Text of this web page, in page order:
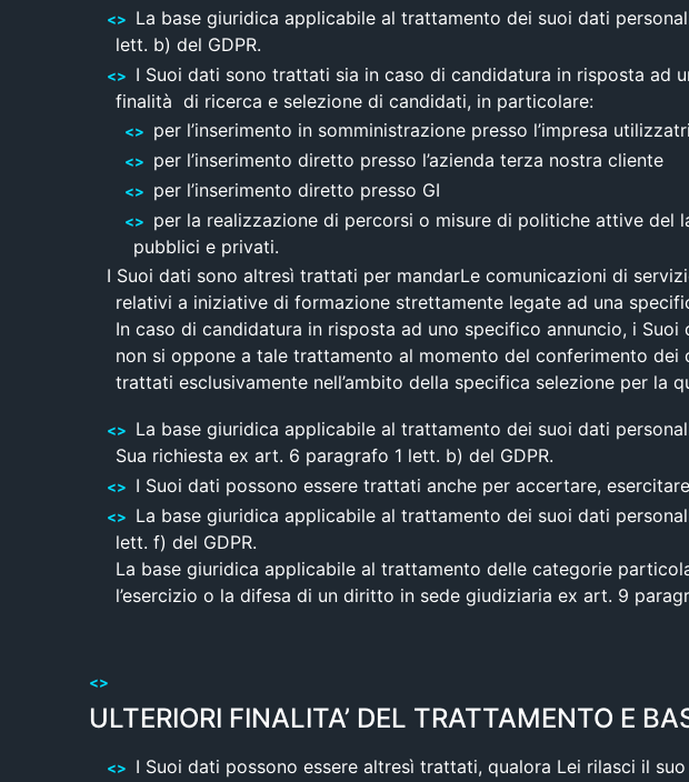
La base giuridica applicabile al trattamento dei suoi dati
lett. b) del GDPR.
I Suoi dati sono trattati sia in caso di candidatura in risposta ad
finalità di ricerca e selezione di candidati, in particolare:
per l’inserimento in somministrazione presso l’impresa
per l’inserimento diretto presso l’azienda terza nostra cliente
per l’inserimento diretto presso GI
per la realizzazione di percorsi o misure di politiche attive
pubblici e privati.
I Suoi dati sono altresì trattati per mandarLe comunicazioni di
relativi a iniziative di formazione strettamente legate ad una
In caso di candidatura in risposta ad uno specifico annuncio, i
non si oppone a tale trattamento al momento del conferimento
trattati esclusivamente nell’ambito della specifica selezione per la
La base giuridica applicabile al trattamento dei suoi dati
Sua richiesta ex art. 6 paragrafo 1 lett. b) del GDPR.
I Suoi dati possono essere trattati anche per accertare,
La base giuridica applicabile al trattamento dei suoi dati
lett. f) del GDPR.
La base giuridica applicabile al trattamento delle categorie
l’esercizio o la difesa di un diritto in sede giudiziaria ex art. 9
ULTERIORI FINALITA’ DEL TRATTAMENTO E
I Suoi dati possono essere altresì trattati, qualora Lei rilasci il